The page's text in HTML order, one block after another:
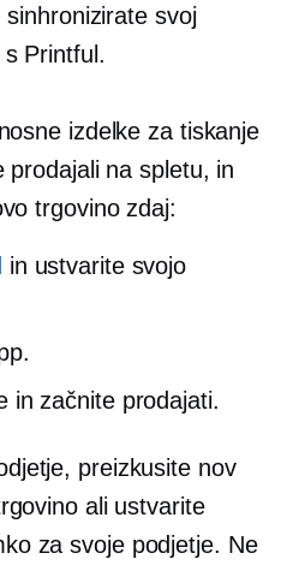
svoj
Printful.
izdelke za tiskanje
prodajali na spletu, in
trgovino zdaj:
in ustvarite svojo
in začnite prodajati.
preizkusite nov
ali ustvarite
za svoje podjetje. Ne